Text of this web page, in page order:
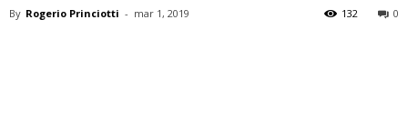
By Rogerio Princiotti - mar 1, 2019 0
132